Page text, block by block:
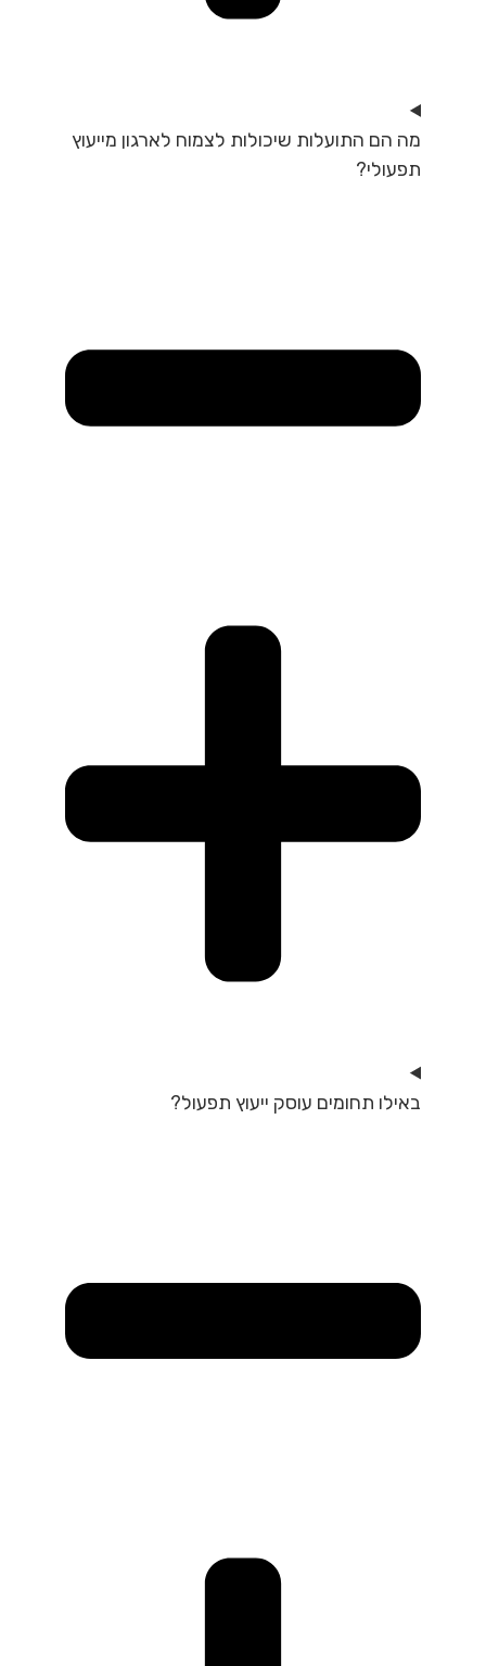
מה הם התועלות שיכולות לצמוח לארגון מייעוץ
תפעולי?
באילו תחומים עוסק ייעוץ תפעול?